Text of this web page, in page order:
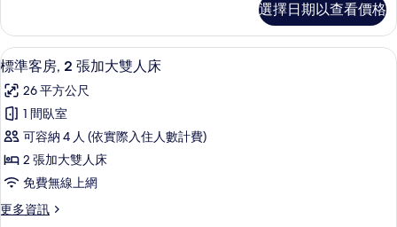
有
相
片
詳
雙
人
床,
無
障
礙
淋
浴
設
客
房,
2
加
大
雙
人
床,
無
障
礙
選擇日期以查看價格
顯
示
標
準
客
房,
張
高級寢具、書桌、筆電工作空間、免
8
標準客房, 2 張加大雙人床
26 平方公尺
1 間臥室
可容納 4 人 (依實際入住人數計費)
2 張加大雙人床
免費無線上網
更多資訊
更